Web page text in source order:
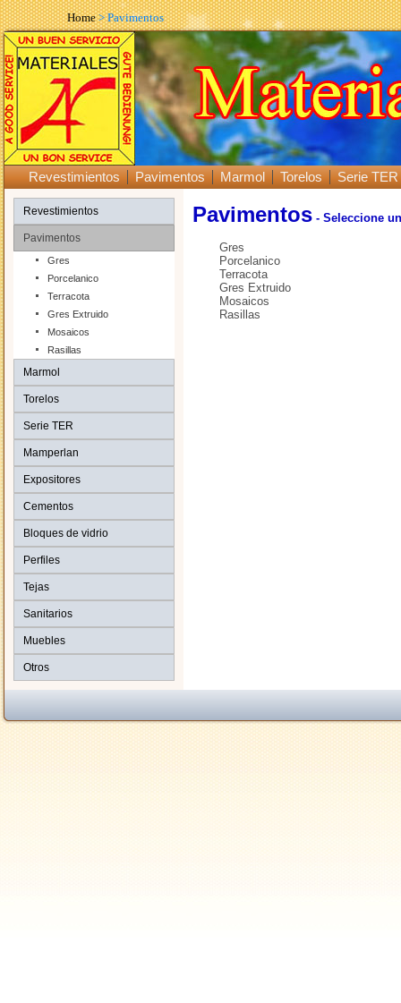
Home> Pavimentos
Revestimientos Pavimentos Marmol Torelos Serie TER
Revestimientos
Pavimentos
Gres
Porcelanico
Terracota
Gres Extruido
Mosaicos
Rasillas
Marmol
Torelos
Serie TER
Mamperlan
Expositores
Cementos
Bloques de vidrio
Perfiles
Tejas
Sanitarios
Muebles
Otros
Pavimentos - Seleccione
Gres
Porcelanico
Terracota
Gres Extruido
Mosaicos
Rasillas